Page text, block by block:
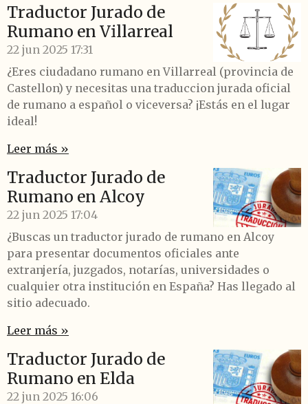
Traductor Jurado de
Rumano en Villarreal
22 jun 2025 17:31
¿Eres ciudadano rumano en Villarreal (provincia de
Castellon) y necesitas una traduccion jurada oficial
de rumano a español o viceversa? ¡Estás en el lugar
ideal!
Leer más »
Traductor Jurado de
Rumano en Alcoy
22 jun 2025 17:04
¿Buscas un traductor jurado de rumano en Alcoy
para presentar documentos oficiales ante
extranjería, juzgados, notarías, universidades o
cualquier otra institución en España? Has llegado al
sitio adecuado.
Leer más »
Traductor Jurado de
Rumano en Elda
22 jun 2025 16:06